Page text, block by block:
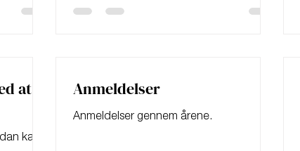
at
kan
Anmeldelser
Anmeldelser gennem årene.